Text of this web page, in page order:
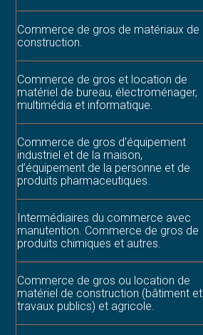
Commerce de gros de matériaux de
construction.
Commerce de gros et location de
matériel de bureau, électroménager,
multimédia et informatique.
Commerce de gros d’équipement
industriel et de la maison,
d’équipement de la personne et de
produits pharmaceutiques.
Intermédiaires du commerce avec
manutention. Commerce de gros de
produits chimiques et autres.
Commerce de gros ou location de
matériel de construction (bâtiment et
travaux publics) et agricole.